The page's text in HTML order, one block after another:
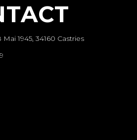
1945, 34160 Castries